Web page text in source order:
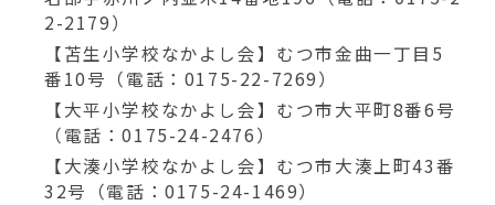
2-2179）
【苫生小学校なかよし会】むつ市金曲一丁目5
番10号（電話：0175-22-7269）
【大平小学校なかよし会】むつ市大平町8番6号
（電話：0175-24-2476）
【大湊小学校なかよし会】むつ市大湊上町43番
32号（電話：0175-24-1469）